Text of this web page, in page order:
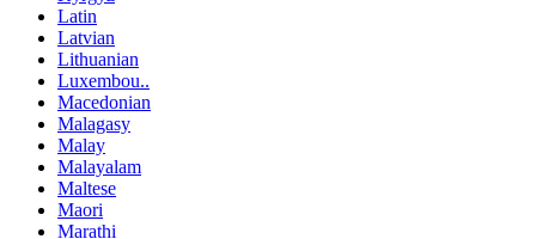
Latin
Latvian
Lithuanian
Luxembou..
Macedonian
Malagasy
Malay
Malayalam
Maltese
Maori
Marathi